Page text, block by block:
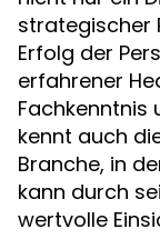
strategischer
Erfolg der
erfahrener
Fachkenntnis
kennt auch
Branche, in
kann durch
wertvolle